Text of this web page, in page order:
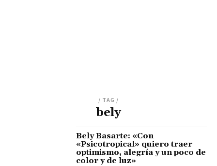
/ TAG /
bely
Bely Basarte: «Con
«Psicotropical» quiero traer
optimismo, alegría y un poco de
color y de luz»